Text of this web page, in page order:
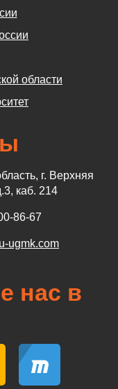
области
г. Верхняя
каб. 214
86-67
ugmk.com
нас в